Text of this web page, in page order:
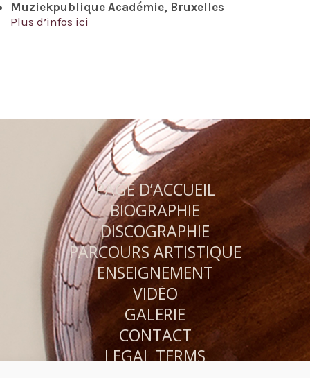
Muziekpublique Académie, Bruxelles
Plus d’infos ici
PAGE D’ACCUEIL
BIOGRAPHIE
DISCOGRAPHIE
PARCOURS ARTISTIQUE
ENSEIGNEMENT
VIDÉO
GALERIE
CONTACT
LEGAL TERMS